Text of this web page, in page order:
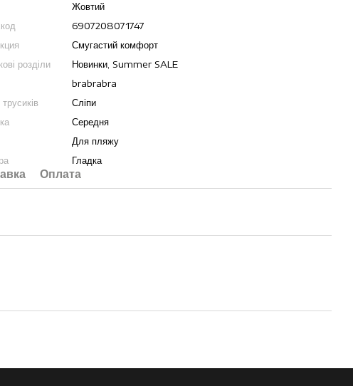
Жовтий
6907208071747
Смугастий комфорт
розділи
Новинки, Summer SALE
brabrabra
Сліпи
Середня
Для пляжу
Гладка
Оплата